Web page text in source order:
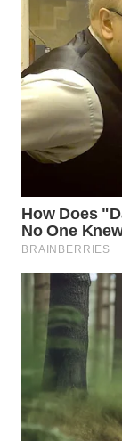
SAMOSIR
WN
PADANG
LAWAS
WN
CIANJUR
WN
KEPULAUAN
SERIBU
WN
TANGERANG